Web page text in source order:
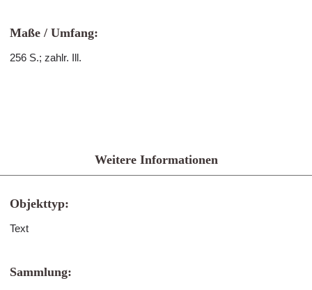
Maße / Umfang:
256 S.; zahlr. Ill.
Weitere Informationen
Objekttyp:
Text
Sammlung: